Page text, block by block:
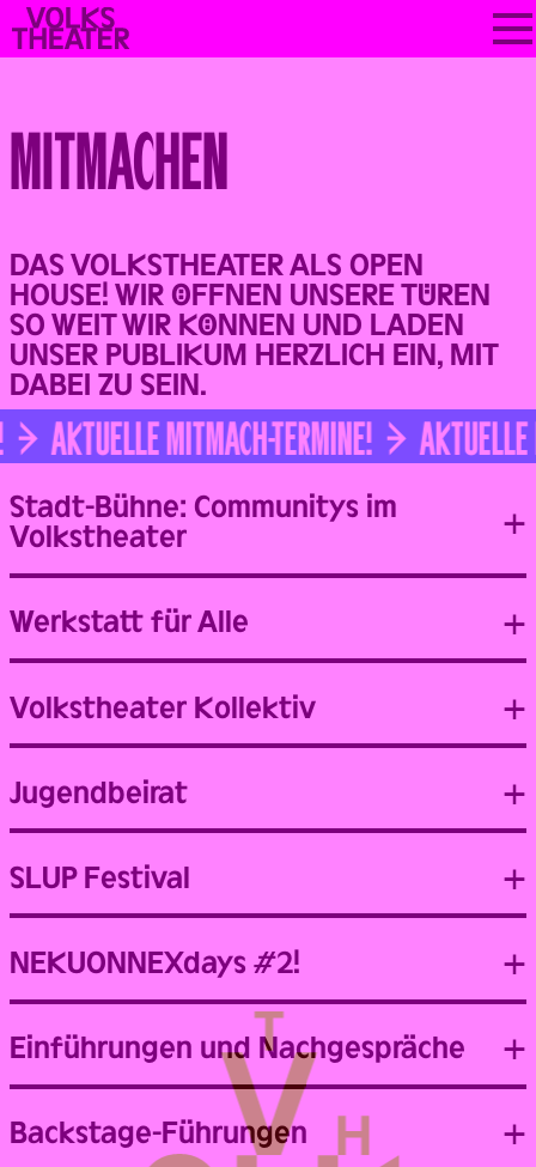
Skip
to
content
VOLKSTHEATER
WIEN
MITMACHEN
DAS VOLKSTHEATER ALS OPEN
HOUSE! WIR ÖFFNEN UNSERE TÜREN
SO WEIT WIR KÖNNEN UND LADEN
UNSER PUBLIKUM HERZLICH EIN, MIT
DABEI ZU SEIN.
AKTUELLE MITMACH-TERMINE!
Stadt-Bühne: Communitys im
Volkstheater
Werkstatt für Alle
Volkstheater Kollektiv
Jugendbeirat
SLUP Festival
NEKUONNEXdays #2!
Einführungen und Nachgespräche
Backstage-Führungen